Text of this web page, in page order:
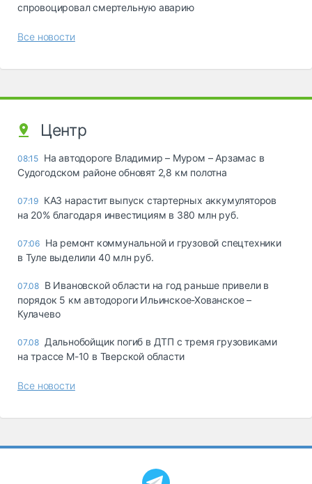
спровоцировал смертельную аварию
Все новости
Центр
08:15 На автодороге Владимир – Муром – Арзамас в
Судогодском районе обновят 2,8 км полотна
07:19 КАЗ нарастит выпуск стартерных аккумуляторов
на 20% благодаря инвестициям в 380 млн руб.
07:06 На ремонт коммунальной и грузовой спецтехники
в Туле выделили 40 млн руб.
07.08 В Ивановской области на год раньше привели в
порядок 5 км автодороги Ильинское-Хованское –
Кулачево
07.08 Дальнобойщик погиб в ДТП с тремя грузовиками
на трассе М-10 в Тверской области
Все новости